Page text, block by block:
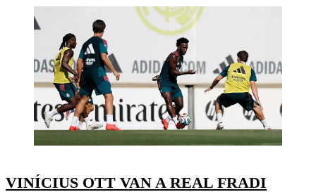
VINÍCIUS OTT VAN A REAL FRADI